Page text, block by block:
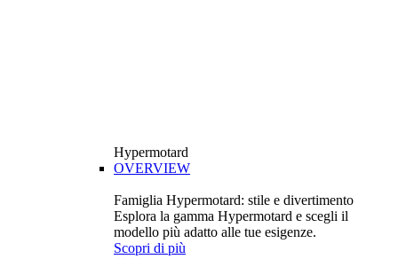
Hypermotard
OVERVIEW
Famiglia Hypermotard: stile e divertimento
Esplora la gamma Hypermotard e scegli il
modello più adatto alle tue esigenze.
Scopri di più